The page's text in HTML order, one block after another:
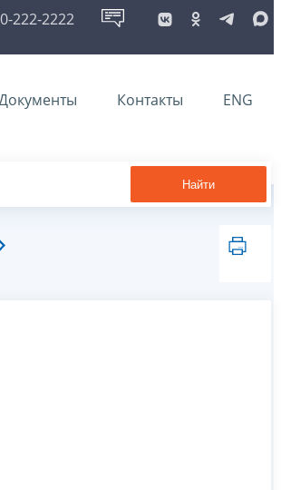
222-2222
Контакты ENG
Найти